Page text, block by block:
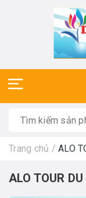
Trang chủ / ALO
ALO TOUR